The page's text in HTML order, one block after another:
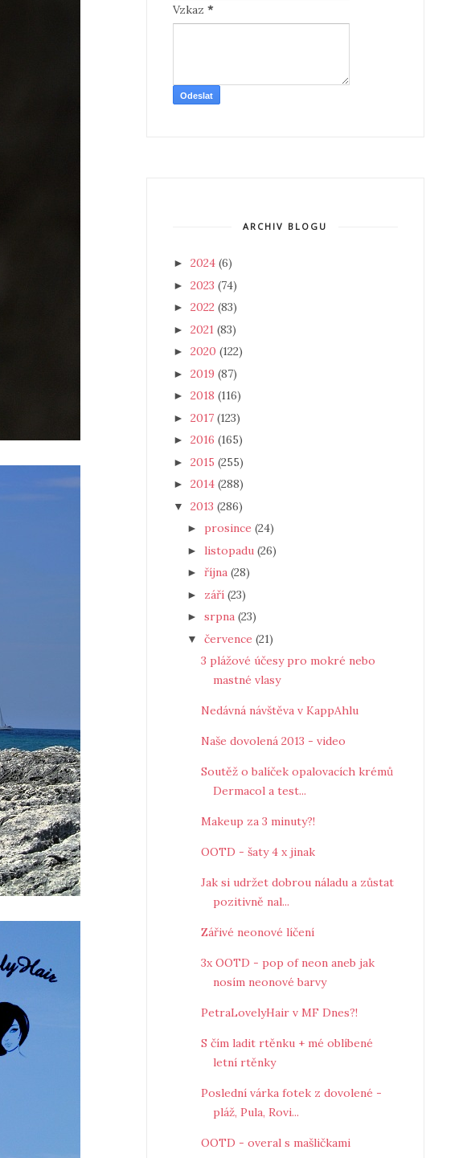
Vzkaz *
ARCHIV BLOGU
► 2024 (6)
► 2023 (74)
► 2022 (83)
► 2021 (83)
► 2020 (122)
► 2019 (87)
► 2018 (116)
► 2017 (123)
► 2016 (165)
► 2015 (255)
► 2014 (288)
▼ 2013 (286)
► prosince (24)
► listopadu (26)
► října (28)
► září (23)
► srpna (23)
▼ července (21)
3 plážové účesy pro mokré nebo
mastné vlasy
Nedávná návštěva v KappAhlu
Naše dovolená 2013 - video
Soutěž o balíček opalovacích krémů
Dermacol a test...
Makeup za 3 minuty?!
OOTD - šaty 4 x jinak
Jak si udržet dobrou náladu a zůstat
pozitivně nal...
Zářivé neonové líčení
3x OOTD - pop of neon aneb jak
nosím neonové barvy
PetraLovelyHair v MF Dnes?!
S čím ladit rtěnku + mé oblíbené
letní rtěnky
Poslední várka fotek z dovolené -
pláž, Pula, Rovi...
OOTD - overal s mašličkami